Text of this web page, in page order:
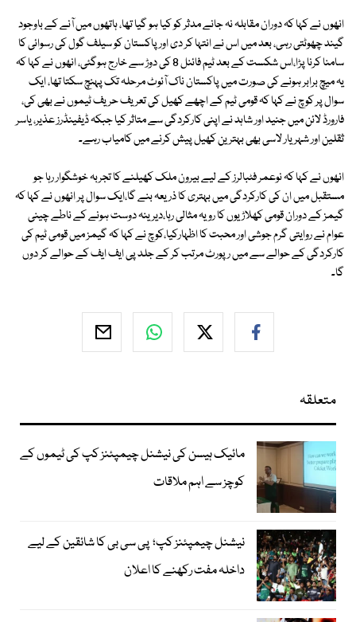
انھوں نے کہا کہ دوران مقابلہ نہ جانے مدثر کو کیا ہو گیا تھا، ہاتھوں میں آنے کے باوجود
گیند چھوٹتی رہی، بعد میں اس نے انتہا کر دی اور پاکستان کو سیلف گول کی رسوائی کا
سامنا کرنا پڑا،اس شکست کے بعد ٹیم فائنل 8 کی دوڑ سے خارج ہوگئی، انھوں نے کہا کہ
یہ میچ برابر ہونے کی صورت میں پاکستان ناک آئوٹ مرحلہ تک پہنچ سکتا تھا، ایک
سوال پر کوچ نے کہا کہ قومی ٹیم کے اچھے کھیل کی تعریف حریف ٹیموں نے بھی کی،
فارورڈ لائن میں جنید اور شاہد نے اپنی کارکردگی سے متاثر کیا جبکہ ڈیفینڈرز عذیر، یاسر
ثقلین اور شہر یار لاسی بھی بہترین کھیل پیش کرنے میں کامیاب رہے۔
انھوں نے کہا کہ نوعمر فٹبالرز کے لیے بیرون ملک کھیلنے کا تجربہ خوشگوار رہا جو
مستقبل میں ان کی کارکردگی میں بہتری کا ذریعہ بنے گا،ایک سوال پر انھوں نے کہا کہ
گیمز کے دوران قومی کھلاڑیوں کا رویہ مثالی رہا،دیرینہ دوست ہونے کے ناطے چینی
عوام نے روایتی گرم جوشی اور محبت کا اظہارکیا،کوچ نے کہا کہ گیمز میں قومی ٹیم کی
کارکردگی کے حوالے سے میں رپورٹ مرتب کر کے جلد پی ایف ایف کے حوالے کر دوں
گا۔
متعلقہ
مائیک ہیسن کی نیشنل چیمپئنز کپ کی ٹیموں کے
کوچز سے اہم ملاقات
نیشنل چیمپئنز کپ؛ پی سی بی کا شائقین کے لیے
داخلہ مفت رکھنے کا اعلان